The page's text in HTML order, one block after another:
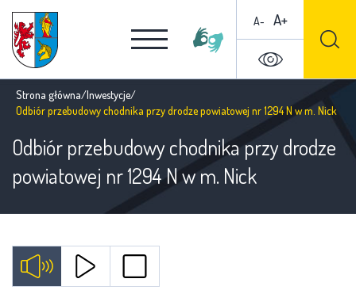
A- A+
Strona główna/Inwestycje/
Odbiór przebudowy chodnika przy drodze powiatowej nr 1294 N w m. Nick
Odbiór przebudowy chodnika przy drodze
powiatowej nr 1294 N w m. Nick